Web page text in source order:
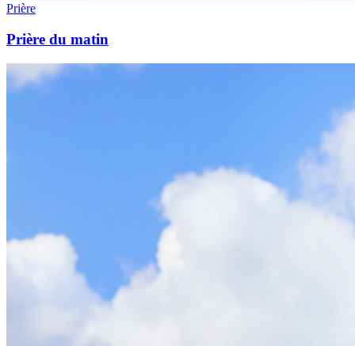
Prière
Prière du matin